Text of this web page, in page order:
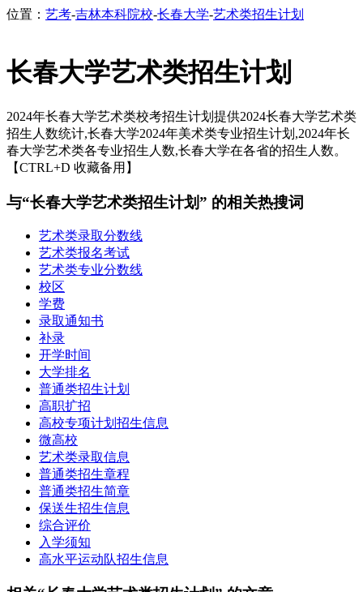
位置： 艺考-吉林本科院校-长春大学-艺术类招生计划
长春大学艺术类招生计划
2024年长春大学艺术类校考招生计划提供2024长春大学艺术类
招生人数统计,长春大学2024年美术类专业招生计划,2024年长
春大学艺术类各专业招生人数,长春大学在各省的招生人数。
【CTRL+D 收藏备用】
与“长春大学艺术类招生计划” 的相关热搜词
艺术类录取分数线
艺术类报名考试
艺术类专业分数线
校区
学费
录取通知书
补录
开学时间
大学排名
普通类招生计划
高职扩招
高校专项计划招生信息
微高校
艺术类录取信息
普通类招生章程
普通类招生简章
保送生招生信息
综合评价
入学须知
高水平运动队招生信息